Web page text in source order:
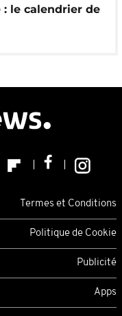
le calendrier de
Termes et Conditions
Politique de Cookie
Publicité
Apps